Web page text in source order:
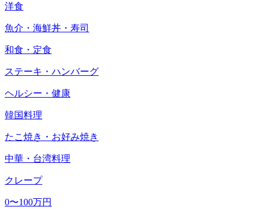
洋食
魚介・海鮮丼・寿司
和食・定食
ステーキ・ハンバーグ
ヘルシー・健康
韓国料理
たこ焼き・お好み焼き
中華・台湾料理
クレープ
0〜100万円